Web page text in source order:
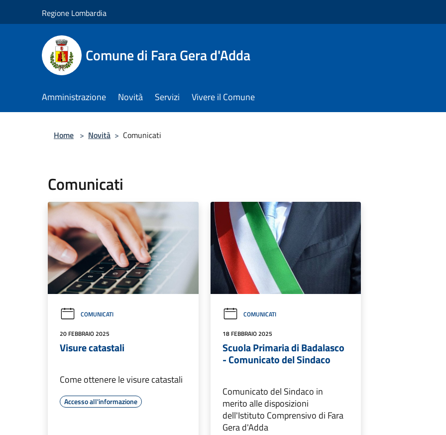
Regione Lombardia
Comune di Fara Gera d'Adda
Amministrazione Novità Servizi Vivere il Comune
Home > Novità > Comunicati
Comunicati
COMUNICATI
20 FEBBRAIO 2025
Visure catastali
Come ottenere le visure catastali
Accesso all'informazione
COMUNICATI
18 FEBBRAIO 2025
Scuola Primaria di Badalasco
- Comunicato del Sindaco
Comunicato del Sindaco in
merito alle disposizioni
dell'Istituto Comprensivo di Fara
Gera d'Adda